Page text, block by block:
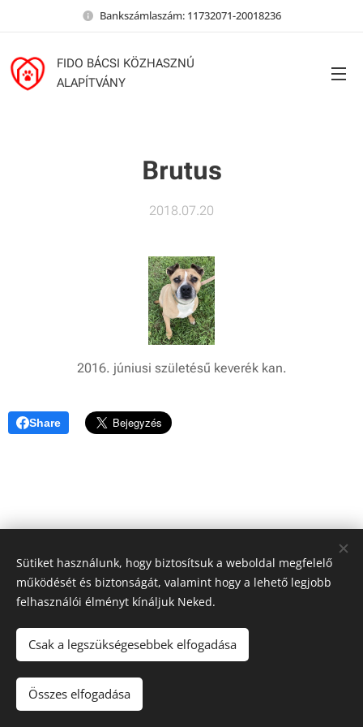
Bankszámlaszám: 11732071-20018236
FIDO BÁCSI KÖZHASZNÚ
ALAPÍTVÁNY
Brutus
2018.07.20
2016. júniusi születésű keverék kan.
Share
© 2024 Kutyamenhely | Minden jog fenntartva
Az oldalt a
Sütiket használunk, hogy biztosítsuk a weboldal megfelelő
működését és biztonságát, valamint hogy a lehető legjobb
felhasználói élményt kínáljuk Neked.
Csak a legszükségesebbek elfogadása
Összes elfogadása